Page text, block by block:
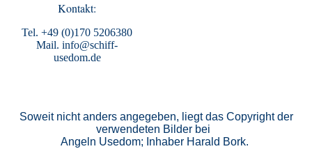
Kontakt:
Tel. +49 (0)170 5206380
Mail. info@schiff-
usedom.de
Soweit nicht anders angegeben, liegt das Copyright der
verwendeten Bilder bei
Angeln Usedom; Inhaber Harald Bork.